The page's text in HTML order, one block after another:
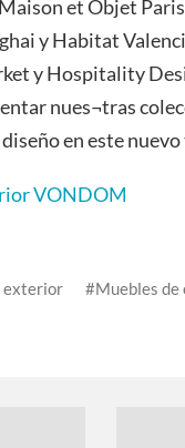
et Objet
y Habitat
y Hospitality
nues¬tras
en este
VONDOM
exterior Muebles